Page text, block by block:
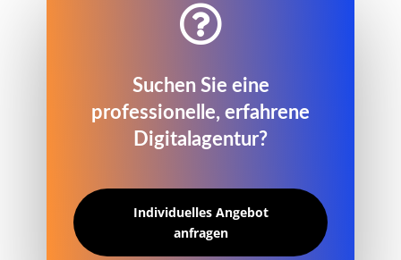

Suchen Sie eine
professionelle, erfahrene
Digitalagentur?
Individuelles Angebot
anfragen